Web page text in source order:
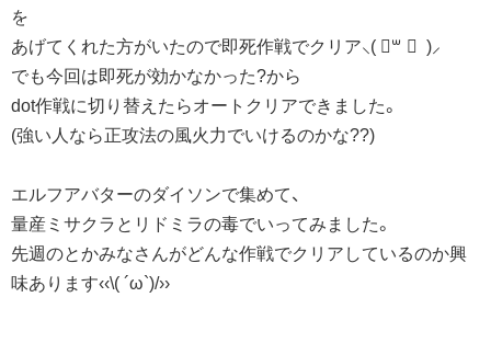
を
あげてくれた方がいたので即死作戦でクリア⸜( ॑꒳ ॑ )⸝
でも今回は即死が効かなかった?から
dot作戦に切り替えたらオートクリアできました。
(強い人なら正攻法の風火力でいけるのかな??)
エルフアバターのダイソンで集めて、
量産ミサクラとリドミラの毒でいってみました。
先週のとかみなさんがどんな作戦でクリアしているのか興
味あります‹‹\( ´ω`)/››